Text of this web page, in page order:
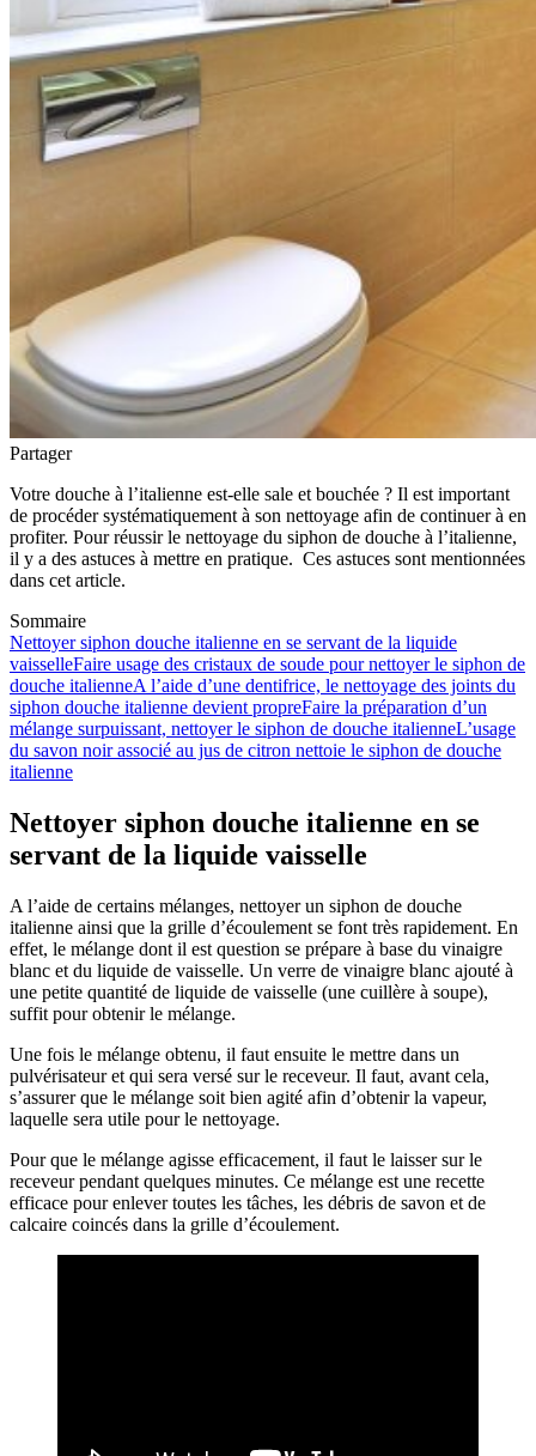
Partager
Votre douche à l’italienne est-elle sale et bouchée ? Il est important
de procéder systématiquement à son nettoyage afin de continuer à en
profiter. Pour réussir le nettoyage du siphon de douche à l’italienne,
il y a des astuces à mettre en pratique. Ces astuces sont mentionnées
dans cet article.
Sommaire
Nettoyer siphon douche italienne en se servant de la liquide
vaisselleFaire usage des cristaux de soude pour nettoyer le siphon de
douche italienneA l’aide d’une dentifrice, le nettoyage des joints du
siphon douche italienne devient propreFaire la préparation d’un
mélange surpuissant, nettoyer le siphon de douche italienneL’usage
du savon noir associé au jus de citron nettoie le siphon de douche
italienne
Nettoyer siphon douche italienne en se
servant de la liquide vaisselle
A l’aide de certains mélanges, nettoyer un siphon de douche
italienne ainsi que la grille d’écoulement se font très rapidement. En
effet, le mélange dont il est question se prépare à base du vinaigre
blanc et du liquide de vaisselle. Un verre de vinaigre blanc ajouté à
une petite quantité de liquide de vaisselle (une cuillère à soupe),
suffit pour obtenir le mélange.
Une fois le mélange obtenu, il faut ensuite le mettre dans un
pulvérisateur et qui sera versé sur le receveur. Il faut, avant cela,
s’assurer que le mélange soit bien agité afin d’obtenir la vapeur,
laquelle sera utile pour le nettoyage.
Pour que le mélange agisse efficacement, il faut le laisser sur le
receveur pendant quelques minutes. Ce mélange est une recette
efficace pour enlever toutes les tâches, les débris de savon et de
calcaire coincés dans la grille d’écoulement.